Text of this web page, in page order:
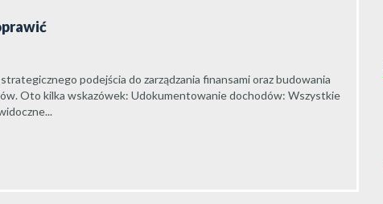
podejścia do zarządzania finansami oraz budowania
Oto kilka wskazówek: Udokumentowanie dochodów: Wszystkie